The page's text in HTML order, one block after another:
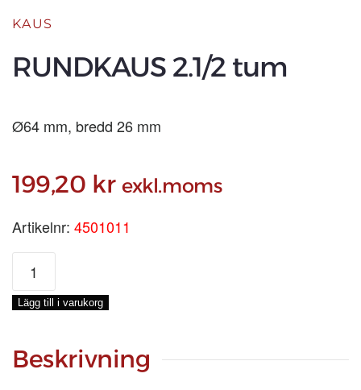
KAUS
RUNDKAUS 2.1/2 tum
Ø64 mm, bredd 26 mm
199,20 kr exkl.moms
Artikelnr: 4501011
RUNDKAUS
2.1/2
tum
mängd
Lägg till i varukorg
Beskrivning